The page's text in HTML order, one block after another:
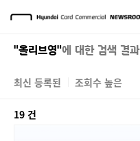
"올리브영"에 대한 검색 결과
최신 등록된 조회수 높은
19 건